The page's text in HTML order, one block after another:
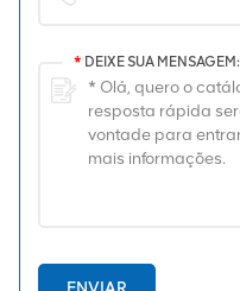
* DEIXE SUA MENSAGEM: